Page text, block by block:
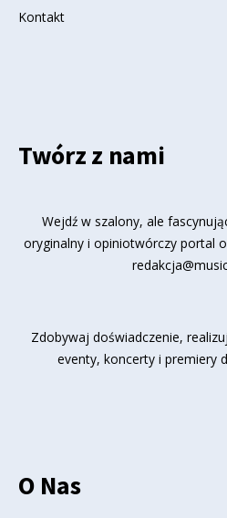
Kontakt
Twórz z nami
Wejdź w szalony, ale
oryginalny i opiniotwórczy portal
Zdobywaj doświadczenie,
eventy, koncerty i premiery
O Nas